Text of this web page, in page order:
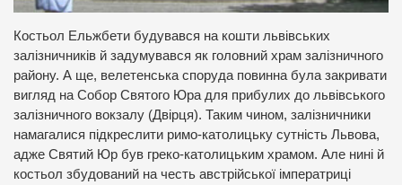
Костьол Ельжбети будувався на кошти львівських
залізничників й задумувався як головний храм залізничного
району. А ще, велетенська споруда повинна була закривати
вигляд на Собор Святого Юра для прибулих до львівського
залізничного вокзалу (Двірця). Таким чином, залізничники
намагалися підкреслити римо-католицьку сутність Львова,
адже Святий Юр був греко-католицьким храмом. Але нині й
костьол збудований на честь австрійської імператриці